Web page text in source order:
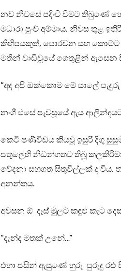
නව නිවසේ පදිංචි වීමට තිබුණේ
මධාරා පුංච් අම්මාය. නිවස තුළ
කිහිපයකුත්, පොරවන සහ කොට්ට
මතින් වාඩිවූයේ ගෙතුළින් ඇසෙන
“අද අපි ඔක්කොම මේ සාලේ
නංගී එසේ පැවසූයේ ඇය
කෙටි පණිවිඩය කියවූ ඉසුරි දිගු
පතුලෙහි නිධන්ගතව තිබූ
වේදනා සහගත සිතුවිල්ලක් ද විය.
අනන්තය.
අවසන ඕ දෑස් මුලට කඳුළු කැට
“දැන්ද මතක් උනේ…”
එහා පසින් ඇසුණේ හුරු පුරුදු රළු